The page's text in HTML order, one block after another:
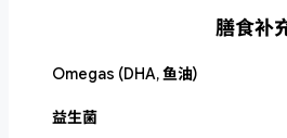
膳食补
Omegas (DHA, 鱼油)
益生菌